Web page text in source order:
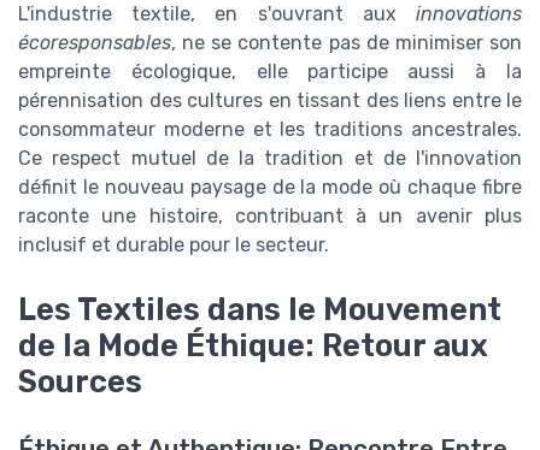
L'industrie textile, en s'ouvrant aux innovations
écoresponsables, ne se contente pas de minimiser son
empreinte écologique, elle participe aussi à la
pérennisation des cultures en tissant des liens entre le
consommateur moderne et les traditions ancestrales.
Ce respect mutuel de la tradition et de l'innovation
définit le nouveau paysage de la mode où chaque fibre
raconte une histoire, contribuant à un avenir plus
inclusif et durable pour le secteur.
Les Textiles dans le Mouvement
de la Mode Éthique: Retour aux
Sources